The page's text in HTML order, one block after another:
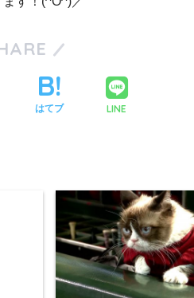
はてブ LINE